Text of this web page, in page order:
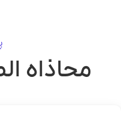
محاذاه